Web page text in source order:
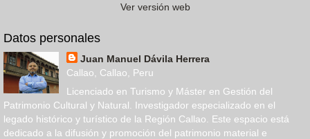
Ver versión web
Datos personales
Juan Manuel Dávila Herrera
Callao, Callao, Peru
Licenciado en Turismo y Máster en Gestión del
Patrimonio Cultural y Natural. Investigador especializado en el
legado histórico y turístico de la Región Callao. Este espacio está
dedicado a la difusión y promoción del patrimonio material e